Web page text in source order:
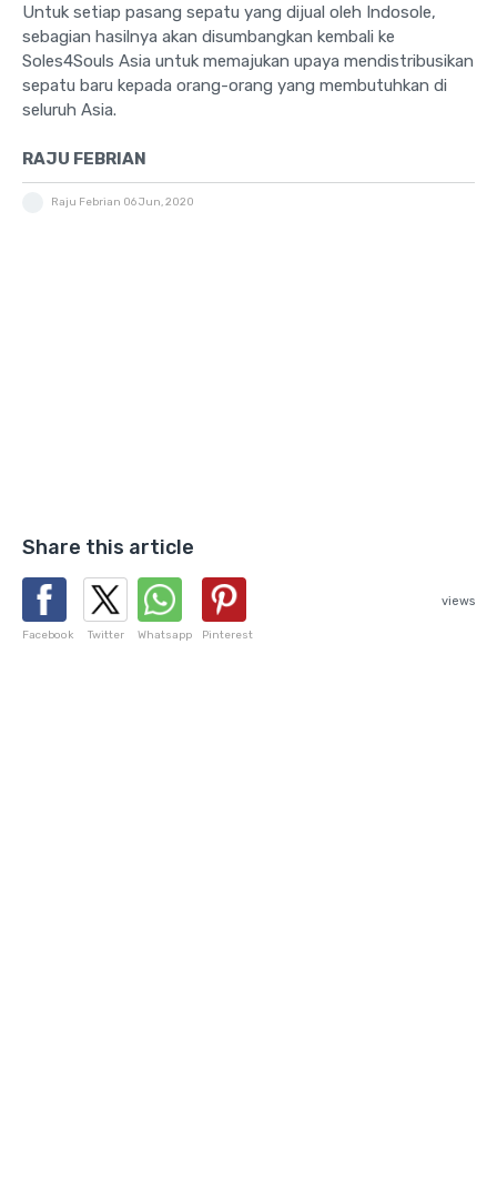
Untuk setiap pasang sepatu yang dijual oleh Indosole,
sebagian hasilnya akan disumbangkan kembali ke
Soles4Souls Asia untuk memajukan upaya mendistribusikan
sepatu baru kepada orang-orang yang membutuhkan di
seluruh Asia.
RAJU FEBRIAN
Raju Febrian 06 Jun, 2020
Share this article
Facebook Twitter Whatsapp Pinterest
views